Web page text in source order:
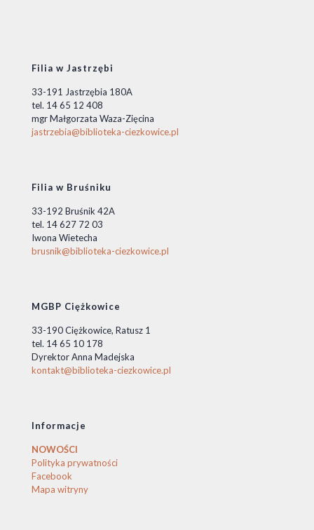
Filia w Jastrzębi
33-191 Jastrzębia 180A
tel. 14 65 12 408
mgr Małgorzata Waza-Zięcina
jastrzebia@biblioteka-ciezkowice.pl
Filia w Bruśniku
33-192 Bruśnik 42A
tel. 14 627 72 03
Iwona Wietecha
brusnik@biblioteka-ciezkowice.pl
MGBP Ciężkowice
33-190 Ciężkowice, Ratusz 1
tel. 14 65 10 178
Dyrektor Anna Madejska
kontakt@biblioteka-ciezkowice.pl
Informacje
NOWOŚCI
Polityka prywatności
Facebook
Mapa witryny